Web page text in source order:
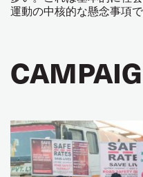
運動の中核的な懸念事項